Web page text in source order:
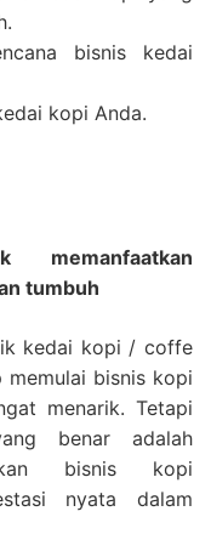
bisnis kedai
kopi Anda.
memanfaatkan
tumbuh
kedai kopi / coffe
memulai bisnis kopi
menarik. Tetapi
benar adalah
bisnis kopi
nyata dalam